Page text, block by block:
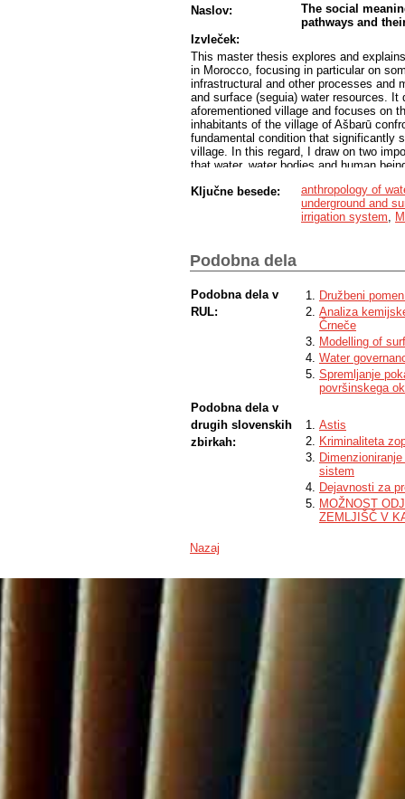
Naslov:
The social
pathways and
Izvleček:
This master thesis explores and
in Morocco, focusing in particular on
infrastructural and other processes and
and surface (seguia) water resources.
aforementioned village and focuses on
inhabitants of the village of Ašbarū
fundamental condition that significantly
village. In this regard, I draw on two
that water, water bodies and human
infrastructure and society. Through the
participant observation and interviews
meanings of underground and surface
dimensions of water. This discussion
and pathways are an integral and
wider surrounding area. It is for this
underground and surface sources and
heralds unprecedented changes in the
corporations encroaching on water
could lead to an even greater scarcity
and thus bring negative consequences
Ključne besede:
anthropology of
underground and
irrigation system
Podobna dela
Podobna dela v
RUL:
Družbeni
Analiza
Črneče
Modelling of
Water
Spremljanje
površinskega
Podobna dela v
drugih slovenskih
zbirkah:
Astis
Kriminaliteta
sistem
Dejavnosti za
MOŽNOST
ZEMLJIŠČ V
Nazaj